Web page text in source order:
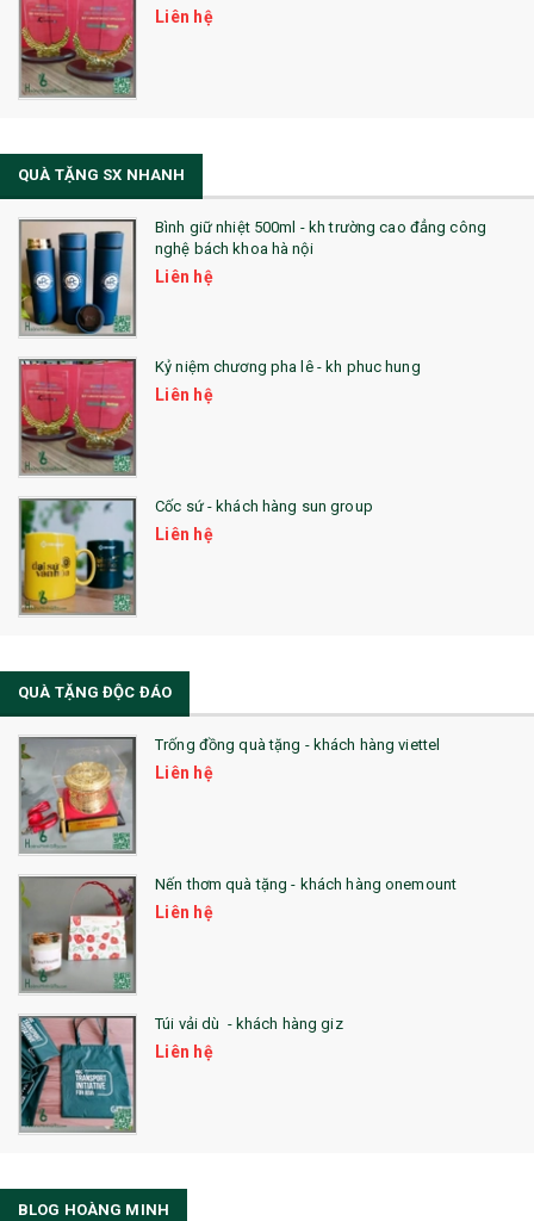
Liên hệ
QUÀ TẶNG SX NHANH
Bình giữ nhiệt 500ml - kh trường cao đẳng công
nghệ bách khoa hà nội
Liên hệ
Kỷ niệm chương pha lê - kh phuc hung
Liên hệ
Cốc sứ - khách hàng sun group
Liên hệ
QUÀ TẶNG ĐỘC ĐÁO
Trống đồng quà tặng - khách hàng viettel
Liên hệ
Nến thơm quà tặng - khách hàng onemount
Liên hệ
Túi vải dù - khách hàng giz
Liên hệ
BLOG HOÀNG MINH